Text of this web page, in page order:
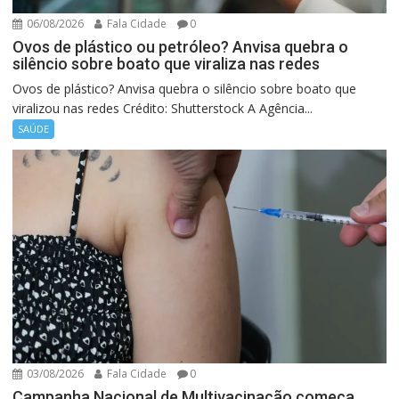
06/08/2026 Fala Cidade 0
Ovos de plástico ou petróleo? Anvisa quebra o
silêncio sobre boato que viraliza nas redes
Ovos de plástico? Anvisa quebra o silêncio sobre boato que
viralizou nas redes Crédito: Shutterstock A Agência...
SAÚDE
03/08/2026 Fala Cidade 0